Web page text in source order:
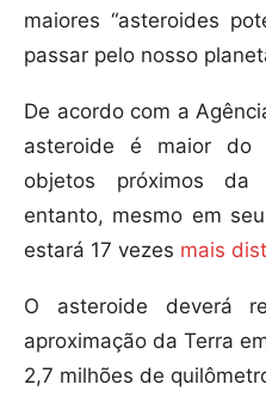
maiores “asteroides
passar pelo nosso
De acordo com a
asteroide é maior
objetos próximos da
entanto, mesmo em
estará 17 vezes mais
O asteroide deverá
aproximação da Terra
2,7 milhões de